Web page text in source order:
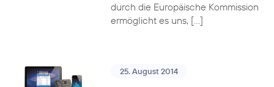
durch die Europäische Kommission
ermöglicht es uns, […]
25. August 2014